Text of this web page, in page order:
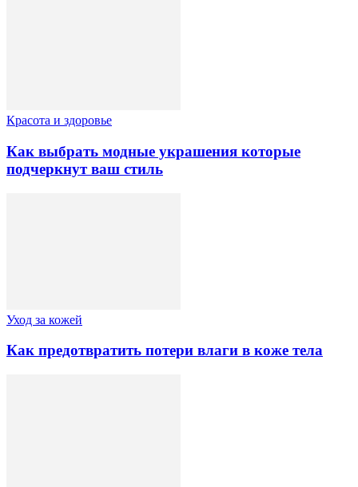
Красота и здоровье
Как выбрать модные украшения которые
подчеркнут ваш стиль
Уход за кожей
Как предотвратить потери влаги в коже тела